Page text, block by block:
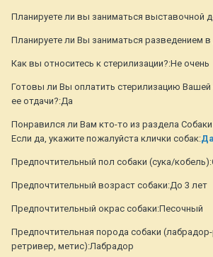
Планируете ли вы заниматься выставочной
Планируете ли Вы заниматься разведением
Как вы относитесь к стерилизации?:Не очень
Готовы ли Вы оплатить стерилизацию Вашей
ее отдачи?:Да
Понравился ли Вам кто-то из раздела
Если да, укажите пожалуйста клички собак:Да
Предпочтительный пол собаки (сука/
Предпочтительный возраст собаки:До 3 лет
Предпочтительный окрас собаки:Песочный
Предпочтительная порода собаки
ретривер, метис):Лабрадор